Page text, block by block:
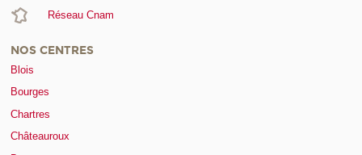
Réseau Cnam
NOS CENTRES
Blois
Bourges
Chartres
Châteauroux